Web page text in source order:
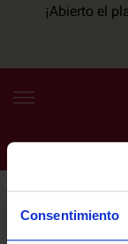
Consentimiento
¡Abierto el
ES EU